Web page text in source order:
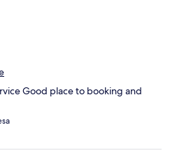
Good place to booking and